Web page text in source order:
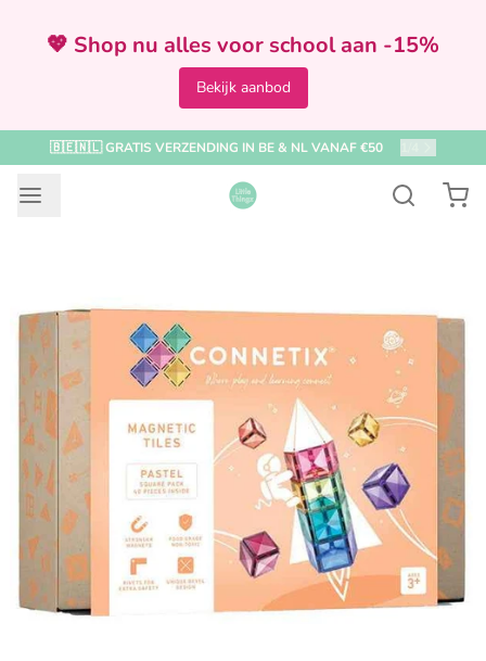
💖 Shop nu alles voor school aan -15%
Bekijk aanbod
🇧🇪🇳🇱 GRATIS VERZENDING IN BE & NL VANAF €50 2/4